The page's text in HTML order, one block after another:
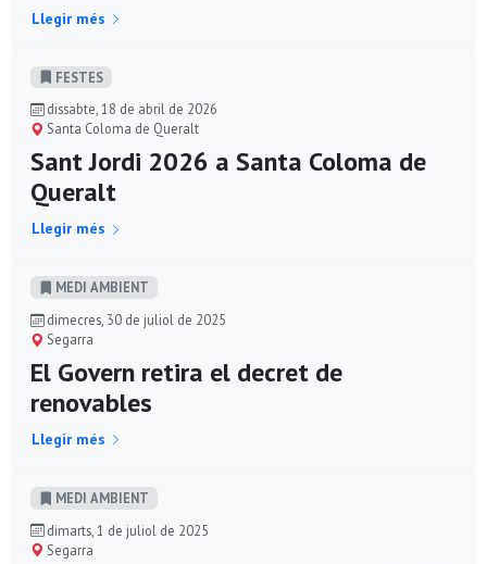
Llegir més
FESTES
dissabte, 18 de abril de 2026
Santa Coloma de Queralt
Sant Jordi 2026 a Santa Coloma de
Queralt
Llegir més
MEDI AMBIENT
dimecres, 30 de juliol de 2025
Segarra
El Govern retira el decret de
renovables
Llegir més
MEDI AMBIENT
dimarts, 1 de juliol de 2025
Segarra